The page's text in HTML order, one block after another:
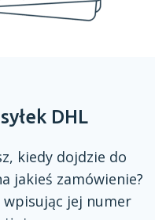
DHL
kiedy dojdzie do
jakieś zamówienie?
wpisując jej numer